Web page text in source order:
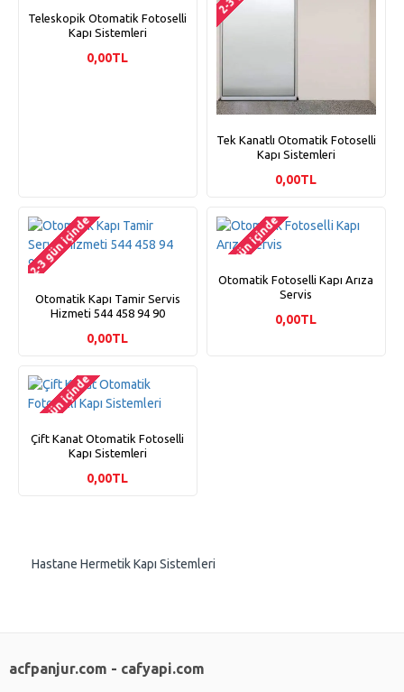
Hastane Hermetik Kapı Sistemleri
Teleskopik Otomatik Fotoselli
Kapı Sistemleri
0,00TL
Tek Kanatlı Otomatik Fotoselli
Kapı Sistemleri
0,00TL
2-3 gün içinde
Otomatik Kapı Tamir Servis
Hizmeti 544 458 94 90
0,00TL
2-3 gün içinde
Otomatik Fotoselli Kapı Arıza
Servis
0,00TL
2-3 gün içinde
Çift Kanat Otomatik Fotoselli
Kapı Sistemleri
0,00TL
acfpanjur.com - cafyapi.com